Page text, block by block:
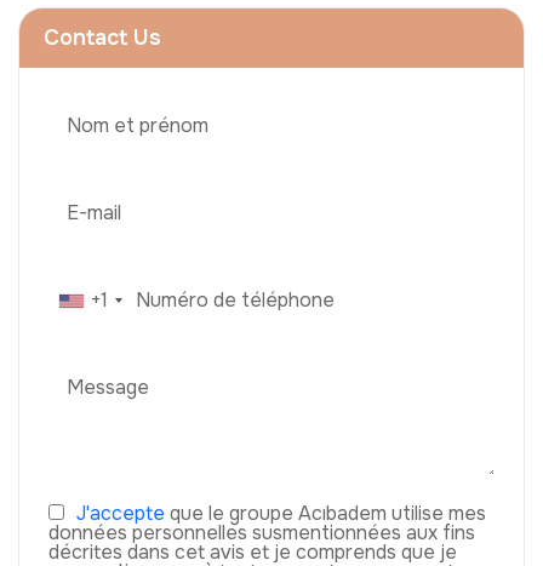
Contact Us
+1
J'accepte que le groupe Acıbadem utilise mes
données personnelles susmentionnées aux fins
décrites dans cet avis et je comprends que je